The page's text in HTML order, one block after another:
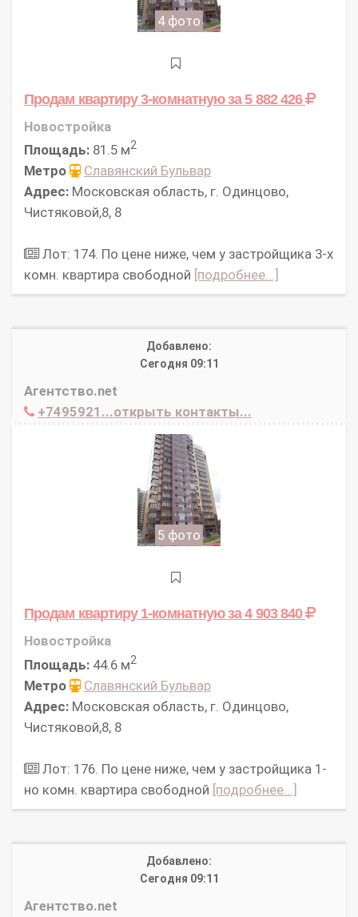
4 фото
Продам квартиру 3-комнатнуюза 5 882 426
Новостройка
Площадь: 81.5 м2
Метро
Славянский Бульвар
Адрес: Московская область, г. Одинцово,
Чистяковой,8, 8
Лот: 174. По цене ниже, чем у застройщика 3-х
комн. квартира свободной [подробнее...]
Добавлено:
Сегодня 09:11
Агентство.net
+7495921...открыть контакты...
5 фото
Продам квартиру 1-комнатнуюза 4 903 840
Новостройка
Площадь: 44.6 м2
Метро
Славянский Бульвар
Адрес: Московская область, г. Одинцово,
Чистяковой,8, 8
Лот: 176. По цене ниже, чем у застройщика 1-
но комн. квартира свободной [подробнее...]
Добавлено:
Сегодня 09:11
Агентство.net